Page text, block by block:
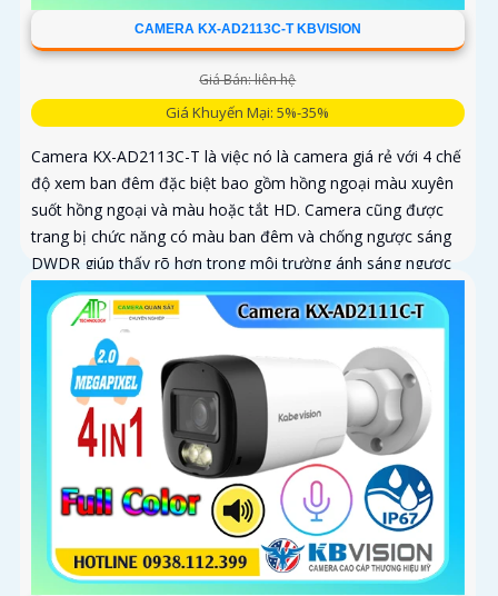
CAMERA KX-AD2113C-T KBVISION
Giá Bán: liên hệ
Giá Khuyến Mại: 5%-35%
Camera KX-AD2113C-T là việc nó là camera giá rẻ với 4 chế
độ xem ban đêm đặc biệt bao gồm hồng ngoại màu xuyên
suốt hồng ngoại và màu hoặc tắt HD. Camera cũng được
trang bị chức năng có màu ban đêm và chống ngược sáng
DWDR giúp thấy rõ hơn trong môi trường ánh sáng ngược